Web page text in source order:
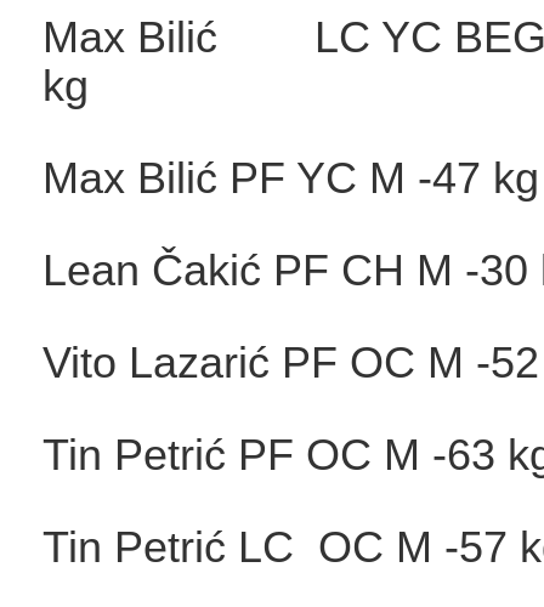
Max Bilić LC YC BEG
kg
Max Bilić PF YC M -47 kg
Lean Čakić PF CH
Vito Lazarić PF OC
Tin Petrić PF OC M -63
Tin Petrić LC OC M -57